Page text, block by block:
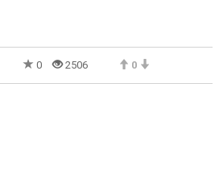
0 2506 0